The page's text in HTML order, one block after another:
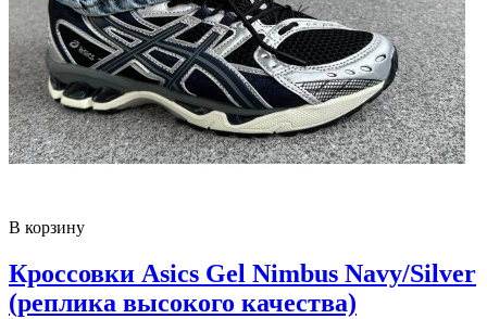
В корзину
Кроссовки Asics Gel Nimbus Navy/Silver
(реплика высокого качества)